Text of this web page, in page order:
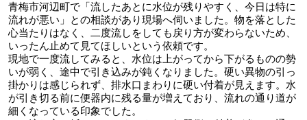
青梅市河辺町で「流したあとに水位が残りやすく、今日は特に
流れが悪い」との相談があり現場へ伺いました。物を落とした
心当たりはなく、二度流しをしても戻り方が変わらないため、
いったん止めて見てほしいという依頼です。
現地で一度流してみると、水位は上がってから下がるものの勢
いが弱く、途中で引き込みが鈍くなりました。硬い異物の引っ
掛かりは感じられず、排水口まわりに硬い付着が見えます。水
が引き切る前に便器内に残る量が増えており、流れの通り道が
細くなっている印象でした。